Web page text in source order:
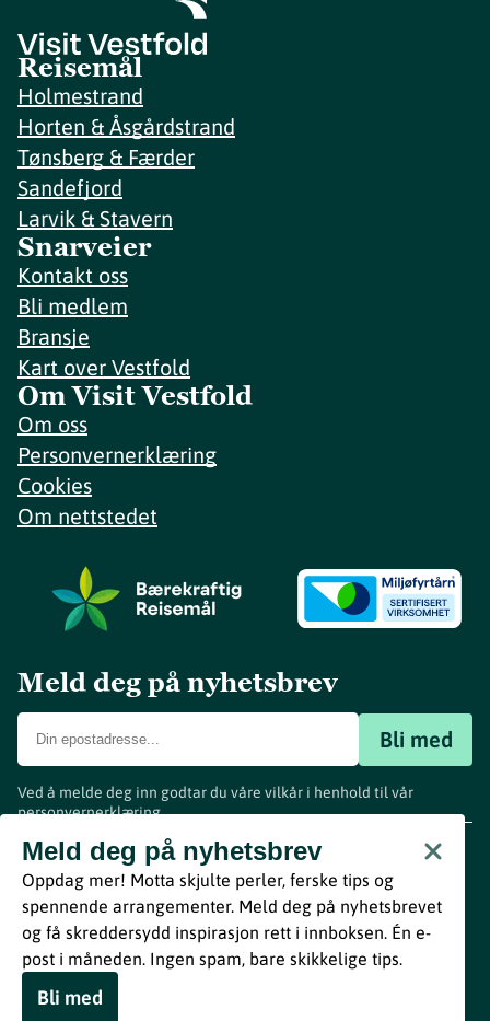
Reisemål
Holmestrand
Horten & Åsgårdstrand
Tønsberg & Færder
Sandefjord
Larvik & Stavern
Snarveier
Kontakt oss
Bli medlem
Bransje
Kart over Vestfold
Om Visit Vestfold
Om oss
Personvernerklæring
Cookies
Om nettstedet
Meld deg på nyhetsbrev
Bli med
Ved å melde deg inn godtar du våre vilkår i henhold til vår
personvernerklæring.
Meld deg på nyhetsbrev
Oppdag mer! Motta skjulte perler, ferske tips og
spennende arrangementer. Meld deg på nyhetsbrevet
og få skreddersydd inspirasjon rett i innboksen. Én e-
post i måneden. Ingen spam, bare skikkelige tips.
Bli med
www.visitvestfold.com
Turistinformasjon
Vestfold Fylkeskommune
ByBreakfast